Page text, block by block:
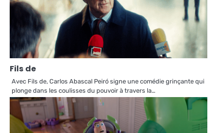
Fils de
Avec Fils de, Carlos Abascal Peiró signe une comédie grinçante qui
plonge dans les coulisses du pouvoir à travers la…